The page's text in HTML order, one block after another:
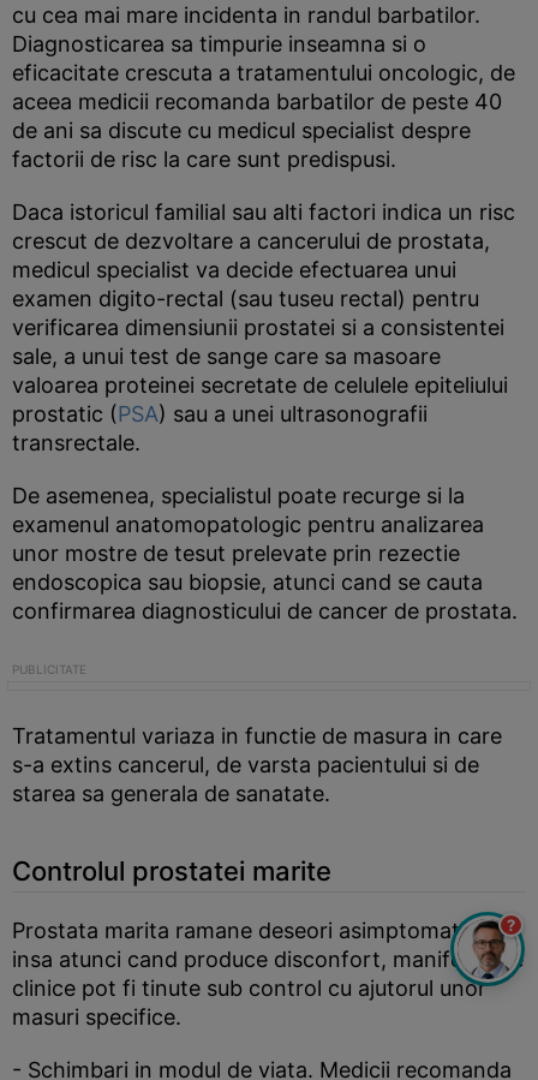
cu cea mai mare incidenta in randul barbatilor.
Diagnosticarea sa timpurie inseamna si o
eficacitate crescuta a tratamentului oncologic, de
aceea medicii recomanda barbatilor de peste 40
de ani sa discute cu medicul specialist despre
factorii de risc la care sunt predispusi.
Daca istoricul familial sau alti factori indica un risc
crescut de dezvoltare a cancerului de prostata,
medicul specialist va decide efectuarea unui
examen digito-rectal (sau tuseu rectal) pentru
verificarea dimensiunii prostatei si a consistentei
sale, a unui test de sange care sa masoare
valoarea proteinei secretate de celulele epiteliului
prostatic (PSA) sau a unei ultrasonografii
transrectale.
De asemenea, specialistul poate recurge si la
examenul anatomopatologic pentru analizarea
unor mostre de tesut prelevate prin rezectie
endoscopica sau biopsie, atunci cand se cauta
confirmarea diagnosticului de cancer de prostata.
Tratamentul variaza in functie de masura in care
s-a extins cancerul, de varsta pacientului si de
starea sa generala de sanatate.
Controlul prostatei marite
Prostata marita ramane deseori asimptomatica,
insa atunci cand produce disconfort, manifestarile
clinice pot fi tinute sub control cu ajutorul unor
masuri specifice.
- Schimbari in modul de viata. Medicii recomanda
?